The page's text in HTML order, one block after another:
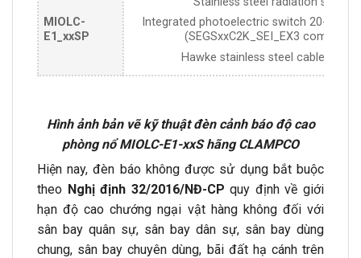
MIOLC-
E1_xxSP
Integrated photoelectric switch 20-3000
(SEGSxxC2K_SEI_EX3 compliant)
Hawke stainless steel cable glands
Hình ảnh bản vẽ kỹ thuật đèn cảnh báo độ cao
phòng nổMIOLC-E1-xxShãng CLAMPCO
Hiện nay, đèn báo không được sử dụng bắt buộc
theo Nghị định 32/2016/NĐ-CP quy định về giới
hạn độ cao chướng ngại vật hàng không đối với
sân bay quân sự, sân bay dân sự, sân bay dùng
chung, sân bay chuyên dùng, bãi đất hạ cánh trên